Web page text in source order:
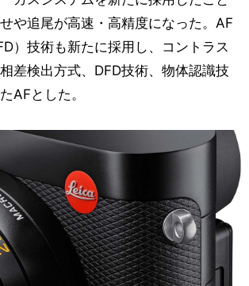
や追尾が高速・高精度になった。AF
）技術も新たに採用し、コントラス
差検出方式、DFD技術、物体認識技
AFとした。